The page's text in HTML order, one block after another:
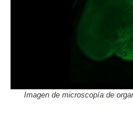
Imagen de microscopía de